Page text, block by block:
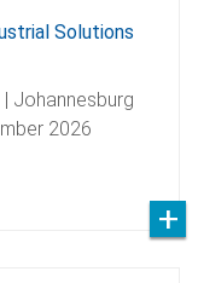
Solutions
Johannesburg
2026